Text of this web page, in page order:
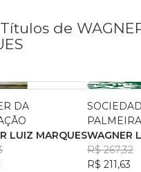
de
DA
LUIZ MARQUESWAGNER
R$ 267,32
R$ 211,63